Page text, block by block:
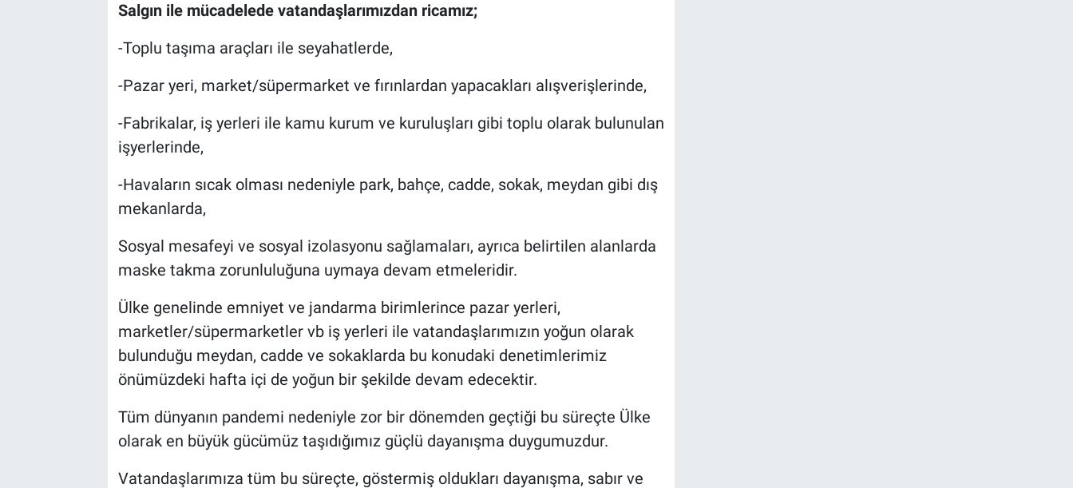
Salgın ile mücadelede vatandaşlarımızdan ricamız;
-Toplu taşıma araçları ile seyahatlerde,
-Pazar yeri, market/süpermarket ve fırınlardan yapacakları alışverişlerinde,
-Fabrikalar, iş yerleri ile kamu kurum ve kuruluşları gibi toplu olarak bulunulan
işyerlerinde,
-Havaların sıcak olması nedeniyle park, bahçe, cadde, sokak, meydan gibi dış
mekanlarda,
Sosyal mesafeyi ve sosyal izolasyonu sağlamaları, ayrıca belirtilen alanlarda
maske takma zorunluluğuna uymaya devam etmeleridir.
Ülke genelinde emniyet ve jandarma birimlerince pazar yerleri,
marketler/süpermarketler vb iş yerleri ile vatandaşlarımızın yoğun olarak
bulunduğu meydan, cadde ve sokaklarda bu konudaki denetimlerimiz
önümüzdeki hafta içi de yoğun bir şekilde devam edecektir.
Tüm dünyanın pandemi nedeniyle zor bir dönemden geçtiği bu süreçte Ülke
olarak en büyük gücümüz taşıdığımız güçlü dayanışma duygumuzdur.
Vatandaşlarımıza tüm bu süreçte, göstermiş oldukları dayanışma, sabır ve